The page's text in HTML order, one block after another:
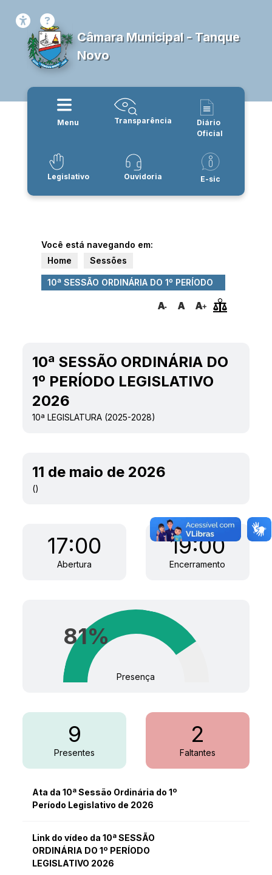
Câmara Municipal - Tanque
Novo
Menu Transparência
Diário
Oficial
Legislativo Ouvidoria E-sic
Você está navegando em:
Home
Sessões
10ª SESSÃO ORDINÁRIA DO 1º PERÍODO
10ª SESSÃO ORDINÁRIA DO
1º PERÍODO LEGISLATIVO
2026
10ª LEGISLATURA (2025-2028)
11 de maio de 2026
()
81%
Presença
17:00
Abertura
19:00
Encerramento
9
Presentes
2
Faltantes
Ata da 10ª Sessão Ordinária do 1º
Período Legislativo de 2026
Link do vídeo da 10ª SESSÃO
ORDINÁRIA DO 1º PERÍODO
LEGISLATIVO 2026